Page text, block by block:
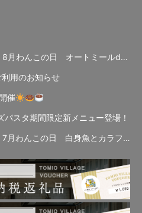
わんこOK 千葉のコテカフェ 8月わんこの日 オートミールdeローストビーフライス
用のお知らせ
催
スタ期間限定新メニュー登場！
わんこOK 千葉のコテカフェ 7月わんこの日 白身魚とカラフルやさいのオムレツ